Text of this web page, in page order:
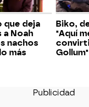
que deja
a Noah
nachos
más
Biko,
"Aquí
Gollum"